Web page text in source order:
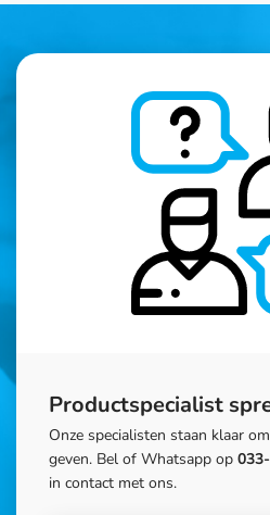
Productspecialist
Onze specialisten staan klaar
geven. Bel of Whatsapp op
in contact met ons.